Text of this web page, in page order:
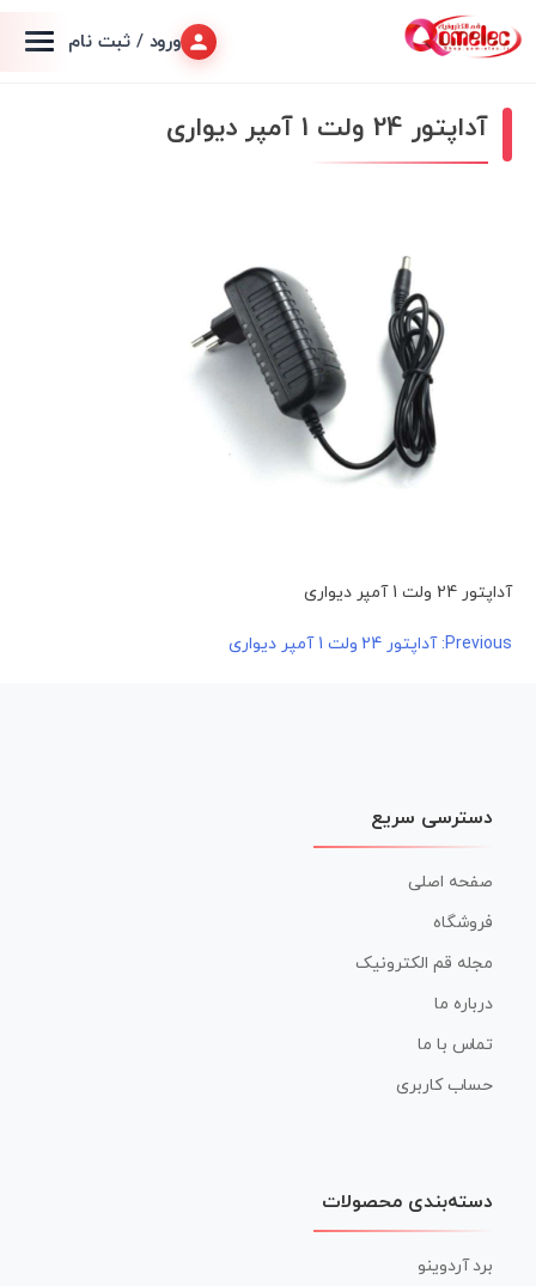
ورود / ثبت نام
آداپتور 24 ولت 1 آمپر دیواری
آداپتور 24 ولت 1 آمپر دیواری
راهبری
Previous: آداپتور 24 ولت 1 آمپر دیواری
دسترسی سریع
صفحه اصلی
فروشگاه
مجله قم الکترونیک
درباره ما
تماس با ما
حساب کاربری
دسته‌بندی محصولات
برد آردوینو